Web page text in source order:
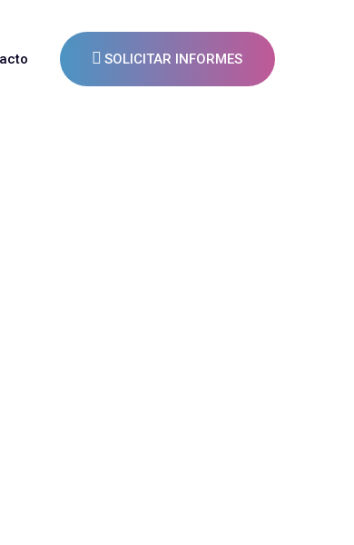
SOLICITAR INFORMES